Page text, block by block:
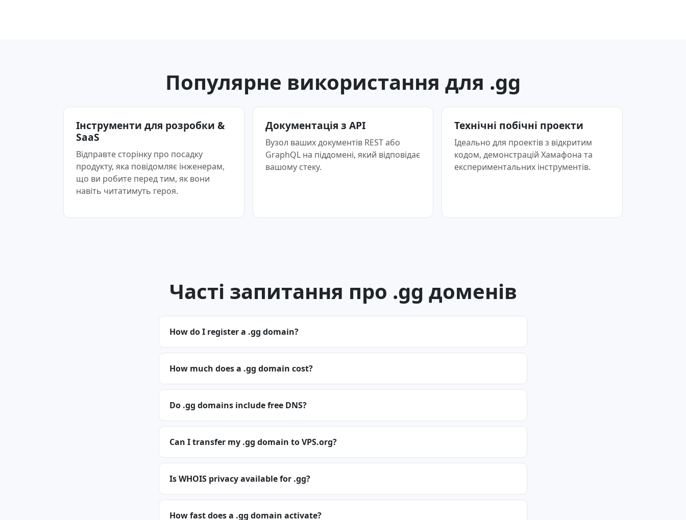
Популярне використання для .gg
Інструменти для розробки &
SaaS
Відправте сторінку про посадку
продукту, яка повідомляє інженерам,
що ви робите перед тим, як вони
навіть читатимуть героя.
Документація з API
Вузол ваших документів REST або
GraphQL на піддомені, який відповідає
вашому стеку.
Технічні побічні проекти
Ідеально для проектів з відкритим
кодом, демонстрацій Хамафона та
експериментальних інструментів.
Часті запитання про .gg доменів
How do I register a .gg domain?
How much does a .gg domain cost?
Do .gg domains include free DNS?
Can I transfer my .gg domain to VPS.org?
Is WHOIS privacy available for .gg?
How fast does a .gg domain activate?